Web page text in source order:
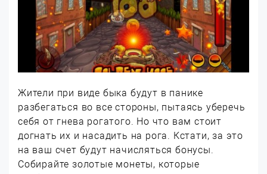
Жители при виде быка будут в панике
разбегаться во все стороны, пытаясь уберечь
себя от гнева рогатого. Но что вам стоит
догнать их и насадить на рога. Кстати, за это
на ваш счет будут начисляться бонусы.
Собирайте золотые монеты, которые